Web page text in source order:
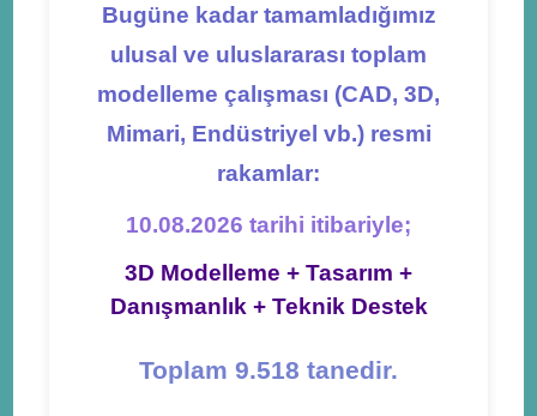
Bugüne kadar tamamladığımız
ulusal ve uluslararası toplam
modelleme çalışması (CAD, 3D,
Mimari, Endüstriyel vb.) resmi
rakamlar:
10.08.2026 tarihi itibariyle;
3D Modelleme + Tasarım +
Danışmanlık + Teknik Destek
Toplam 9.518 tanedir.